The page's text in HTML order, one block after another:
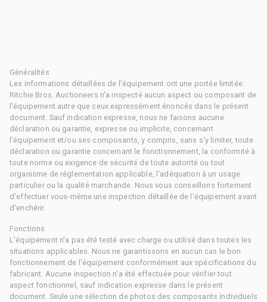
Généralités
Les informations détaillées de l'équipement ont une portée limitée.
Ritchie Bros. Auctioneers n'a inspecté aucun aspect ou composant de
l'équipement autre que ceux expressément énoncés dans le présent
document. Sauf indication expresse, nous ne faisons aucune
déclaration ou garantie, expresse ou implicite, concernant
l'équipement et/ou ses composants, y compris, sans s'y limiter, toute
déclaration ou garantie concernant le fonctionnement, la conformité à
toute norme ou exigence de sécurité de toute autorité ou tout
organisme de réglementation applicable, l'adéquation à un usage
particulier ou la qualité marchande. Nous vous conseillons fortement
d'effectuer vous-même une inspection détaillée de l'équipement avant
d'enchérir.
Fonctions
L'équipement n'a pas été testé avec charge ou utilisé dans toutes les
situations applicables. Nous ne garantissons en aucun cas le bon
fonctionnement de l'équipement conformément aux spécifications du
fabricant. Aucune inspection n'a été effectuée pour vérifier tout
aspect fonctionnel, sauf indication expresse dans le présent
document. Seule une sélection de photos des composants individuels